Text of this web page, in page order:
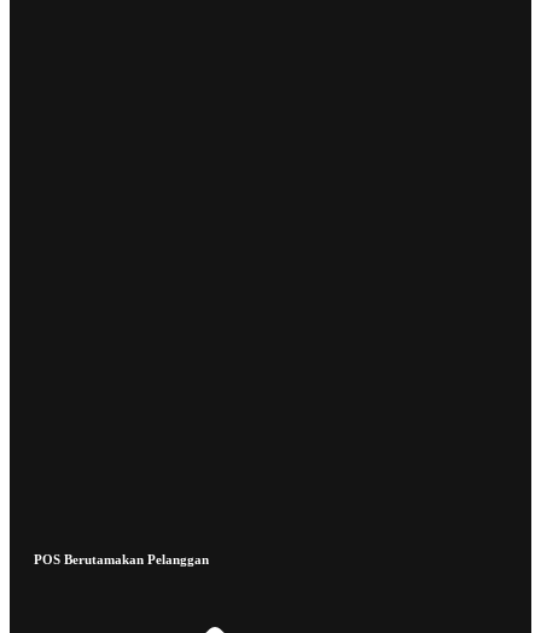
POS Berutamakan Pelanggan